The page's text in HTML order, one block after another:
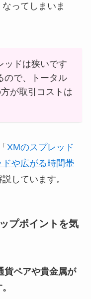
ってしまいま
ッドは狭いです
ので、トータル
が取引コストは
XMのスプレッド
や広がる時間帯
しています。
プポイントを気
貨ペアや貴金属が